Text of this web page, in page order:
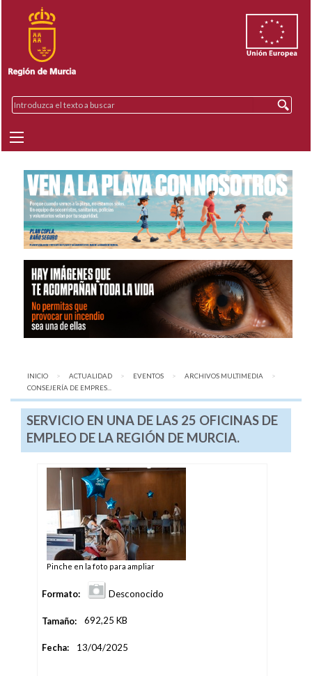
INICIO ACTUALIDAD EVENTOS
ARCHIVOS MULTIMEDIA
AQUÍ:
CONSEJERÍA DE EMPRES...
SERVICIO EN UNA DE LAS 25 OFICINAS DE
EMPLEO DE LA REGIÓN DE MURCIA.
Pinche en la foto para ampliar
Formato: Desconocido
Tamaño: 692,25 KB
Fecha: 13/04/2025